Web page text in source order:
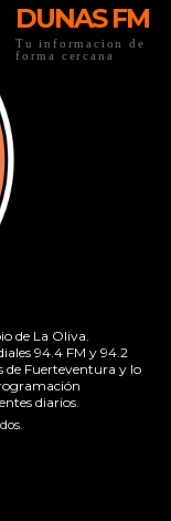
DUNAS FM
Tu informacion de
forma cercana
de La Oliva.
94.4 FM y 94.2
de Fuerteventura y lo
diarios.